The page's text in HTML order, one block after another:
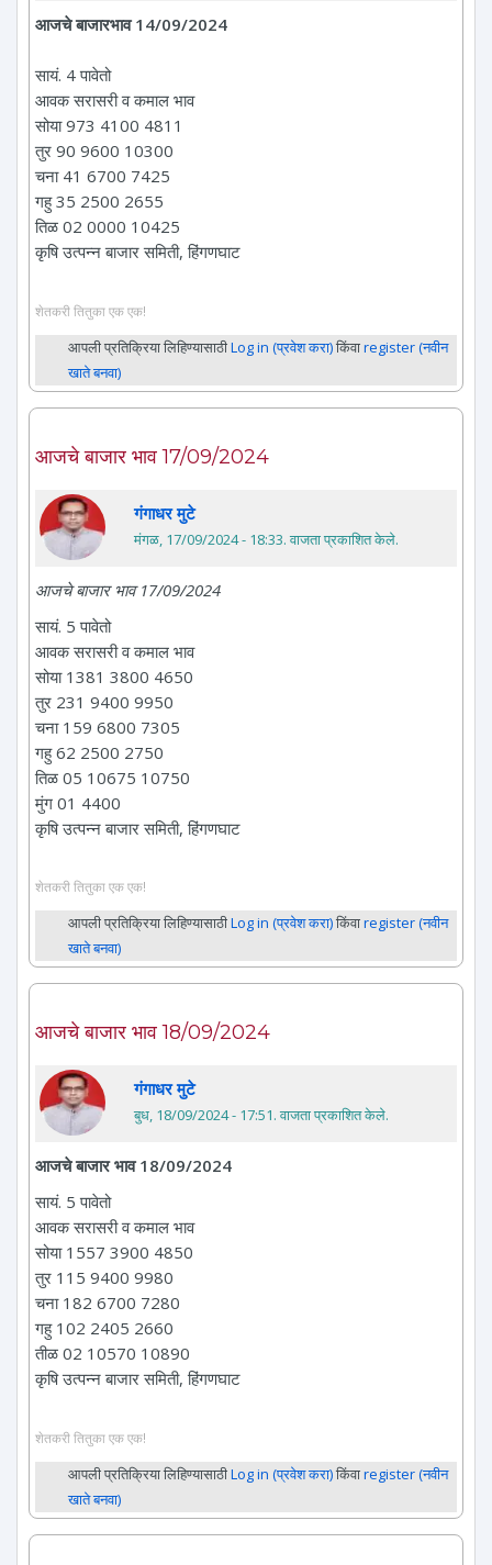
आजचे बाजारभाव 14/09/2024
सायं. 4 पावेतो
आवक सरासरी व कमाल भाव
सोया 973 4100 4811
तुर 90 9600 10300
चना 41 6700 7425
गहु 35 2500 2655
तिळ 02 0000 10425
कृषि उत्पन्न बाजार समिती, हिंगणघाट
शेतकरी तितुका एक एक!
आपली प्रतिक्रिया लिहिण्यासाठीLog in (प्रवेश करा)किंवाregister (नवीन
खाते बनवा)
आजचे बाजार भाव 17/09/2024
गंगाधर मुटे
मंगळ, 17/09/2024 - 18:33. वाजता प्रकाशित केले.
आजचे बाजार भाव 17/09/2024
सायं. 5 पावेतो
आवक सरासरी व कमाल भाव
सोया 1381 3800 4650
तुर 231 9400 9950
चना 159 6800 7305
गहु 62 2500 2750
तिळ 05 10675 10750
मुंग 01 4400
कृषि उत्पन्न बाजार समिती, हिंगणघाट
शेतकरी तितुका एक एक!
आपली प्रतिक्रिया लिहिण्यासाठीLog in (प्रवेश करा)किंवाregister (नवीन
खाते बनवा)
आजचे बाजार भाव 18/09/2024
गंगाधर मुटे
बुध, 18/09/2024 - 17:51. वाजता प्रकाशित केले.
आजचे बाजार भाव 18/09/2024
सायं. 5 पावेतो
आवक सरासरी व कमाल भाव
सोया 1557 3900 4850
तुर 115 9400 9980
चना 182 6700 7280
गहु 102 2405 2660
तीळ 02 10570 10890
कृषि उत्पन्न बाजार समिती, हिंगणघाट
शेतकरी तितुका एक एक!
आपली प्रतिक्रिया लिहिण्यासाठीLog in (प्रवेश करा)किंवाregister (नवीन
खाते बनवा)